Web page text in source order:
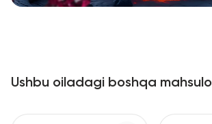
Ushbu oiladagi boshqa